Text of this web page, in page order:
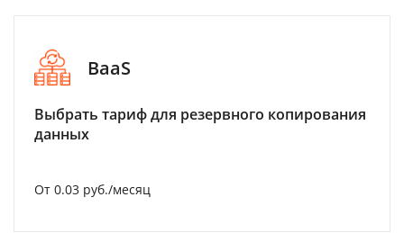
BaaS
Выбрать тариф для резервного копирования
данных
От 0.03 руб./месяц